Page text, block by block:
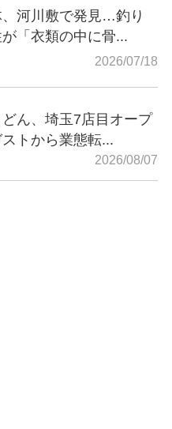
、河川敷で発見…釣り
「衣類の中に骨...
2026/07/18
ん、埼玉7店目オープ
トから業態転...
2026/08/07